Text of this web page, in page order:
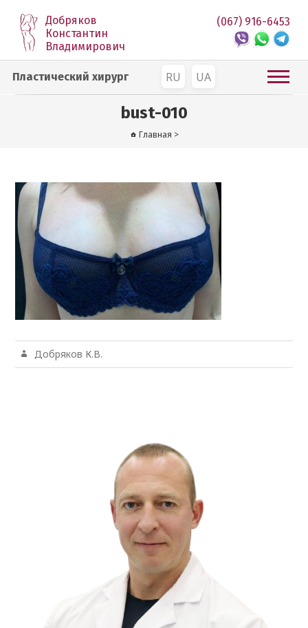
Добряков
Константин
Владимирович
RU UA
(067) 916-6453
Пластический хирург
bust-010
Главная >
Добряков К.В.